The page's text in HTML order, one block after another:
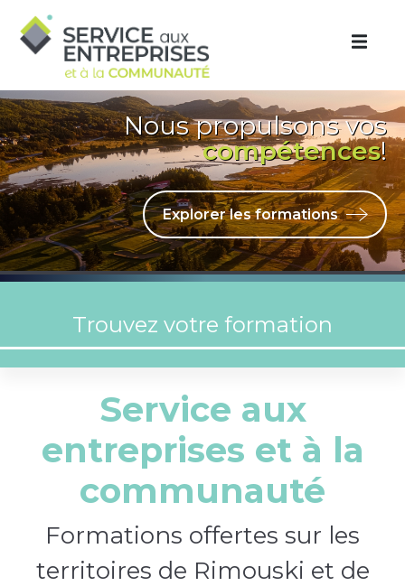
Nous propulsons vos
compétences!
Explorer les formations
Service aux
entreprises et à la
communauté
Formations offertes sur les
territoires de Rimouski et de